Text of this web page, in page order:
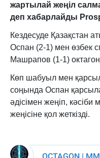
жартылай жеңіл
деп хабарлайды
Кездесуде Қазақстан
Оспан (2-1) мен өзбек
Машрапов (1-1)
Көп шабуыл мен
соңында Оспан
әдісімен жеңіп,
жеңісіне қол жеткізді.